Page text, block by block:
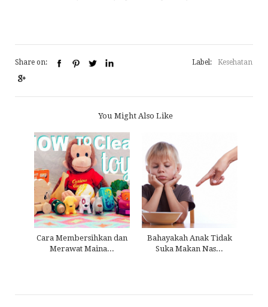
Share on: Label: Kesehatan
You Might Also Like
Cara Membersihkan dan
Merawat Maina...
Bahayakah Anak Tidak
Suka Makan Nas...